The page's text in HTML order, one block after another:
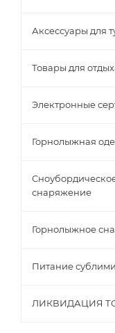
Аксессуары для
Товары для
Электронные
Горнолыжная
снаряжение
Горнолыжное
Питание
ЛИКВИДАЦИЯ